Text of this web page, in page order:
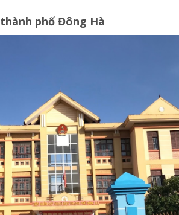
thành phố Đông Hà